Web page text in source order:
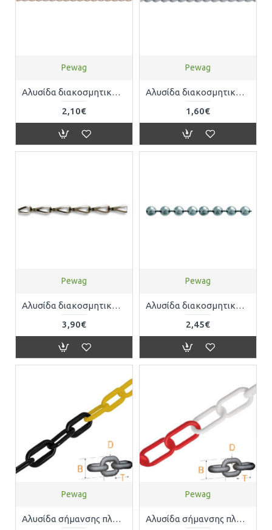
Pewag
Αλυσίδα διακοσμητική GOURMETE μπρούτζινη με διαστάσεις 1,5mm (Τιμή ανα τρέχον μέτρο) Pewag 5701010016
2,10€
Pewag
Αλυσίδα διακοσμητική GOURMETE νίκελ με διαστάσεις 1,5mm (Τιμή ανα τρέχον μέτρο) Pewag 5701010015
1,60€
Pewag
Αλυσίδα διακοσμητική SASH μπάρ χρωμίου με διαστάσεις 0,5mm (Τιμή ανα τρέχον μέτρο) Pewag 5701010014
3,90€
Pewag
Αλυσίδα διακοσμητική μπίλιας χρωμίου με διαστάσεις Φ3,6mm (Τιμή ανα τρέχον μέτρο) Pewag 5701010013
2,45€
Pewag
Αλυσίδα σήμανσης πλαστική χρώμα κίτρινο - μαύρο με διαστάσεις κρίκου 6mmx40mmx22mm (Τιμή ανα τρέχον μέτρο) Pewag 5701000021
Pewag
Αλυσίδα σήμανσης πλαστική χρώμα κόκκινο - λευκό με διαστάσεις κρίκου 6mmx40mmx22mm (Τιμή ανα τρέχον μέτρο) Pewag 5701000011